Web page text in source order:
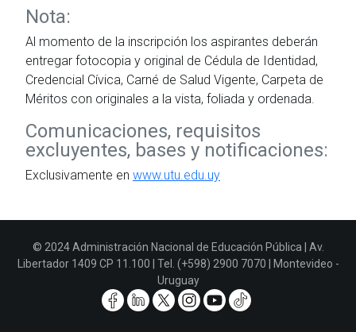
Nota:
Al momento de la inscripción los aspirantes deberán
entregar fotocopia y original de Cédula de Identidad,
Credencial Cívica, Carné de Salud Vigente, Carpeta de
Méritos con originales a la vista, foliada y ordenada.
Comunicaciones, requisitos
excluyentes, bases y notificaciones:
Exclusivamente en www.utu.edu.uy
© 2024 Administración Nacional de Educación Pública | Av.
Libertador 1409 CP 11.100 | Tel. (+598) 2900 7070 | Montevideo -
Uruguay